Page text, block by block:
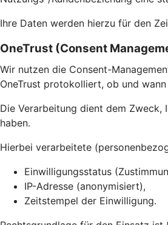
Ihre Daten werden hierzu für den
OneTrust (Consent
Wir nutzen die Consent-
OneTrust protokolliert, ob und
Die Verarbeitung dient dem Zweck,
haben.
Hierbei verarbeitete
Einwilligungsstatus
IP-Adresse (anonymisiert),
Zeitstempel der Einwilligung.